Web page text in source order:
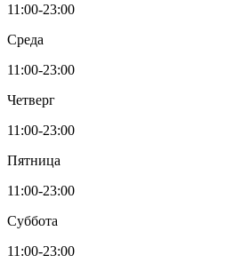
11:00-23:00
Среда
11:00-23:00
Четверг
11:00-23:00
Пятница
11:00-23:00
Суббота
11:00-23:00